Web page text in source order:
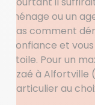
ménage ou un
pas comment
confiance et
étoile. Pour un
Azaé à
particulier au